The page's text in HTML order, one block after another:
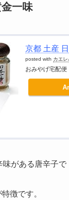
一味
京都 土産
posted with カエレ
おみやげ宅配便
味がある唐辛子で
徴です。